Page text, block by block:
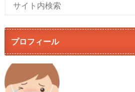
プロフィール